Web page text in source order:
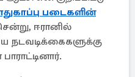
படைகளின்
ஈரானில்
நடவடிக்கைகளுக்கு